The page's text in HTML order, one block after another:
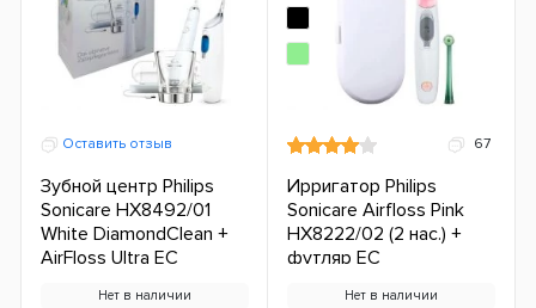
Оставить отзыв
Зубной центр Philips
Sonicare HX8492/01
White DiamondClean +
AirFloss Ultra ЕС
Нет в наличии
67
Ирригатор Philips
Sonicare Airfloss Pink
HX8222/02 (2 нас.) +
футляр ЕС
Нет в наличии